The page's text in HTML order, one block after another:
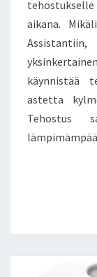
tehostukselle
aikana.
käynnistää
astetta
Tehostus